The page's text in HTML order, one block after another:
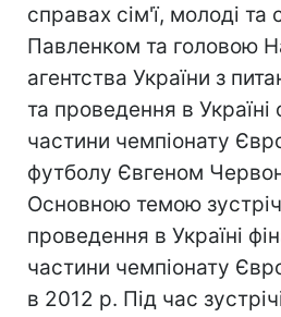
справах сім'ї, молоді
Павленком та головою
агентства України з
та проведення в Україні
частини чемпіонату
футболу Євгеном
Основною темою
проведення в Україні
частини чемпіонату
в 2012 р. Під час